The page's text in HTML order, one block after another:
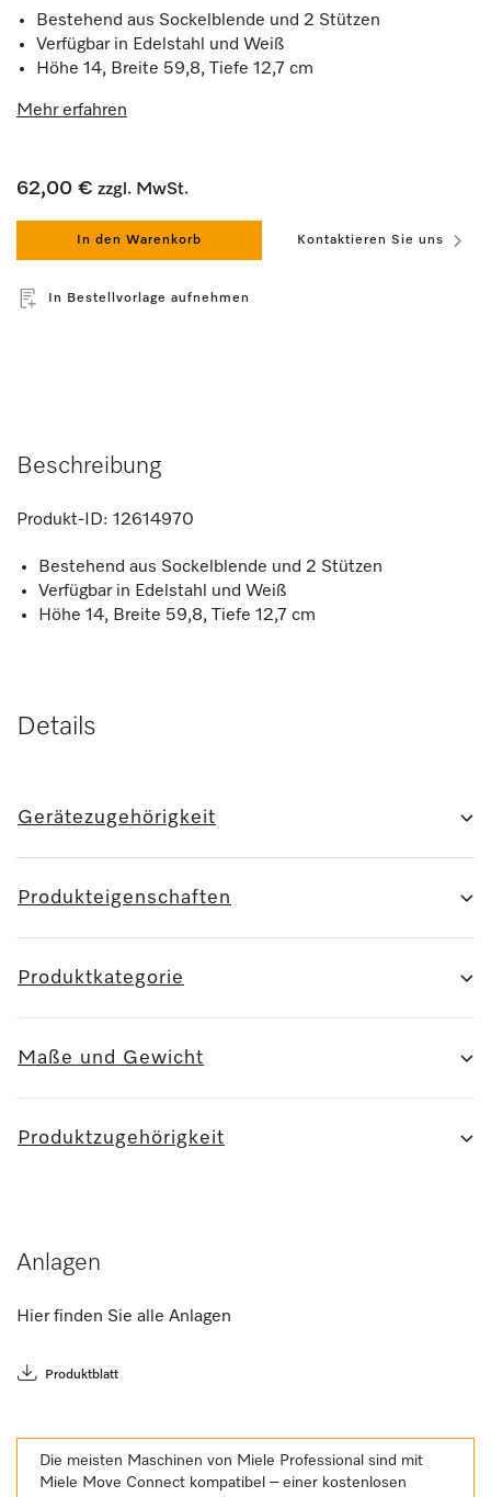
Bestehend aus Sockelblende und 2 Stützen
Verfügbar in Edelstahl und Weiß
Höhe 14, Breite 59,8, Tiefe 12,7 cm
Mehr erfahren
62,00 € zzgl. MwSt.
In den Warenkorb Kontaktieren Sie uns
In Bestellvorlage aufnehmen
Beschreibung
Produkt-ID: 12614970
Bestehend aus Sockelblende und 2 Stützen
Verfügbar in Edelstahl und Weiß
Höhe 14, Breite 59,8, Tiefe 12,7 cm
Details
Gerätezugehörigkeit
Produkteigenschaften
Produktkategorie
Maße und Gewicht
Produktzugehörigkeit
Anlagen
Hier finden Sie alle Anlagen
Produktblatt
Die meisten Maschinen von Miele Professional sind mit
Miele Move Connect kompatibel – einer kostenlosen